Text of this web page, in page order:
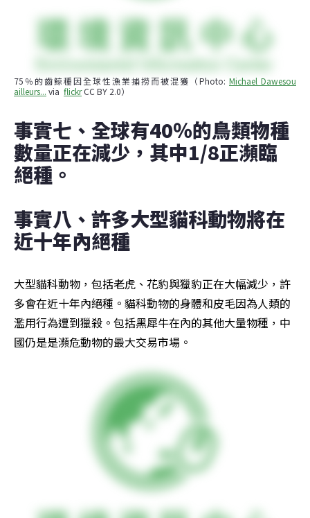
75％的齒鯨種因全球性漁業捕撈而被混獲（Photo: Michael Dawesou
ailleurs... via flickr CC BY 2.0）
事實七、全球有40％的鳥類物種
數量正在減少，其中1/8正瀕臨
絕種。
事實八、許多大型貓科動物將在
近十年內絕種
大型貓科動物，包括老虎、花豹與獵豹正在大幅減少，許
多會在近十年內絕種。貓科動物的身體和皮毛因為人類的
濫用行為遭到獵殺。包括黑犀牛在內的其他大量物種，中
國仍是是瀕危動物的最大交易市場。